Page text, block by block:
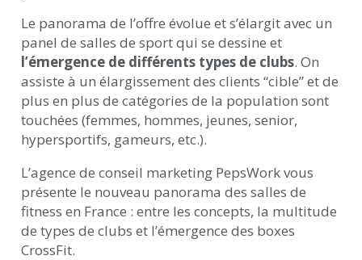
Le panorama de l’offre évolue et s’élargit avec un
panel de salles de sport qui se dessine et
l’émergence de différents types de clubs. On
assiste à un élargissement des clients “cible” et de
plus en plus de catégories de la population sont
touchées (femmes, hommes, jeunes, senior,
hypersportifs, gameurs, etc.).
L’agence de conseil marketing PepsWork vous
présente le nouveau panorama des salles de
fitness en France : entre les concepts, la multitude
de types de clubs et l’émergence des boxes
CrossFit.